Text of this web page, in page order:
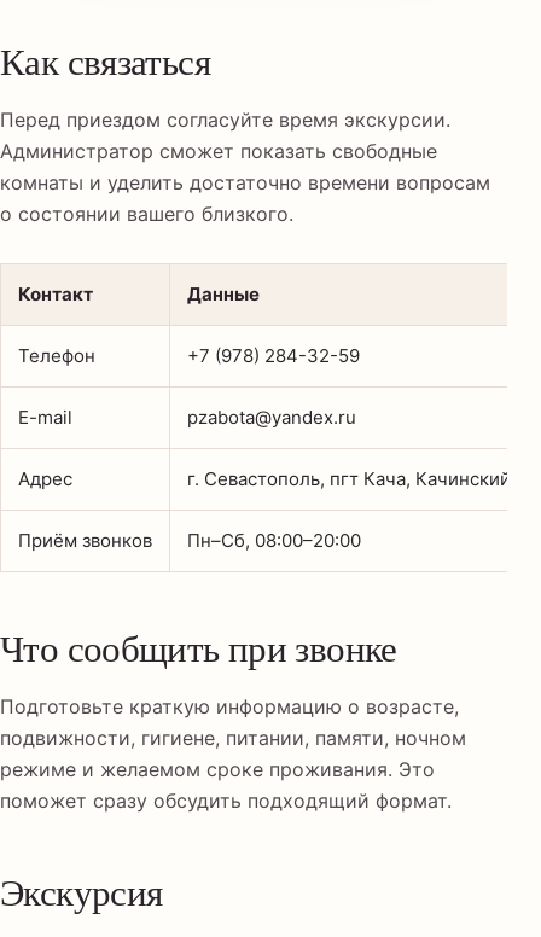
Как связаться
Перед приездом согласуйте время экскурсии.
Администратор сможет показать свободные
комнаты и уделить достаточно времени вопросам
о состоянии вашего близкого.
Контакт Данные
Телефон +7 (978) 284-32-59
E-mail pzabota@yandex.ru
Адрес г. Севастополь, пгт Кача, Качинский
Приём звонков Пн–Сб, 08:00–20:00
Что сообщить при звонке
Подготовьте краткую информацию о возрасте,
подвижности, гигиене, питании, памяти, ночном
режиме и желаемом сроке проживания. Это
поможет сразу обсудить подходящий формат.
Экскурсия